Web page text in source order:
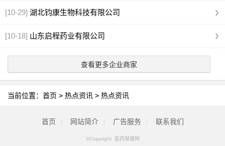
[10-29] 湖北钧康生物科技有限公司
[10-18] 山东启程药业有限公司
查看更多企业商家
当前位置： 首页 > 热点资讯 > 热点资讯
首页 网站简介 广告服务 联系我们
©Copyright 医药保健网